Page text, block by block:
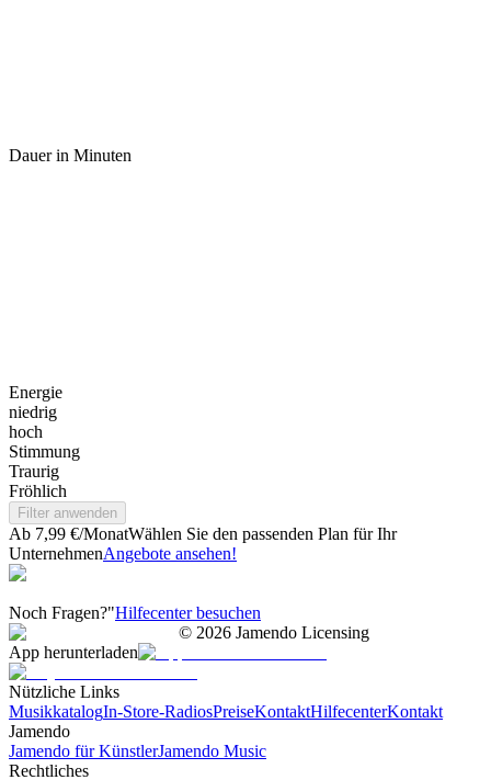
Dauer in Minuten
Energie
niedrig
hoch
Stimmung
Traurig
Fröhlich
Filter anwenden
Ab 7,99 €/MonatWählen Sie den passenden Plan für Ihr
UnternehmenAngebote ansehen!
Noch Fragen?"Hilfecenter besuchen
© 2026 Jamendo Licensing
App herunterladen
Nützliche Links
MusikkatalogIn-Store-RadiosPreiseKontaktHilfecenterKontakt
Jamendo
Jamendo für KünstlerJamendo Music
Rechtliches